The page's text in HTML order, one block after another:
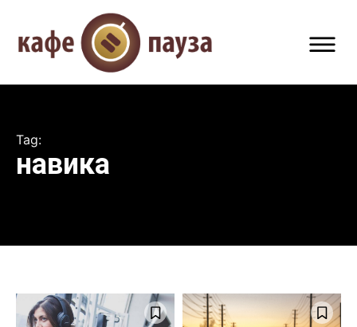
Tag:
навика